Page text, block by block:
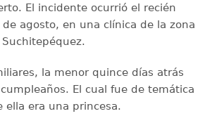
El incidente ocurrió el recién
agosto, en una clínica de la zona
la menor quince días atrás
El cual fue de temática
ella era una princesa.